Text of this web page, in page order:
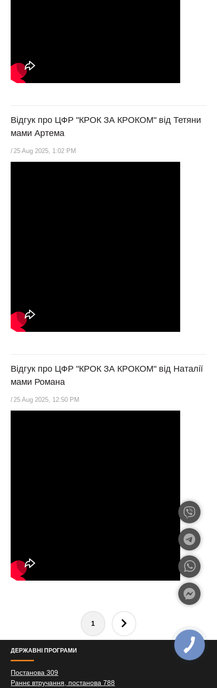
Відгук про ЦФР "КРОК ЗА КРОКОМ" від Тетяни
мами Артема
/25 Aug 2025, 1:02 PM
Відгук про ЦФР "КРОК ЗА КРОКОМ" від Наталії
мами Романа
/25 Aug 2025, 12:50 PM
1
ДЕРЖАВНІ ПРОГРАМИ
Постанова 309
Раннє втручання, постанова 788